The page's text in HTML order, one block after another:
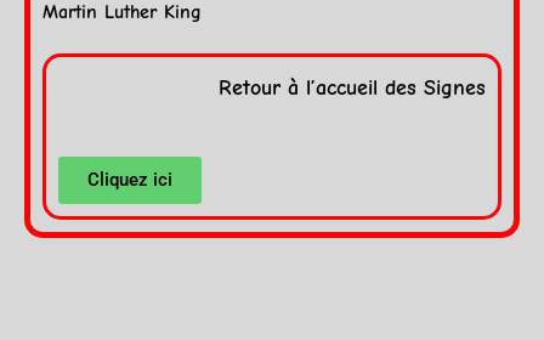
Martin Luther King
Retour à l’accueil des Signes
Cliquez ici